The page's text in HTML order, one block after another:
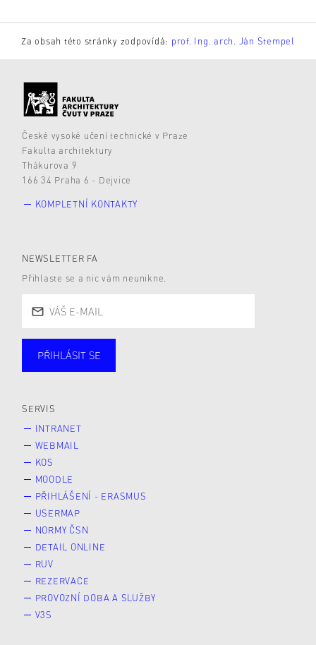
Za obsah této stránky zodpovídá: prof. Ing. arch. Ján Stempel
České vysoké učení technické v Praze
Fakulta architektury
Thákurova 9
166 34 Praha 6 - Dejvice
KOMPLETNÍ KONTAKTY
NEWSLETTER FA
Přihlaste se a nic vám neunikne.
Studující
PŘIHLÁSIT SE
SERVIS
INTRANET
WEBMAIL
KOS
MOODLE
PŘIHLÁŠENÍ - ERASMUS
USERMAP
NORMY ČSN
DETAIL ONLINE
RUV
REZERVACE
PROVOZNÍ DOBA A SLUŽBY
V3S